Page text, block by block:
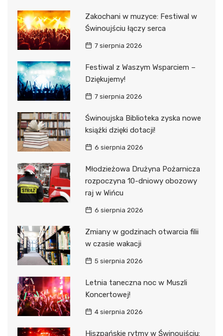
Zakochani w muzyce: Festiwal w
Świnoujściu łączy serca
7 sierpnia 2026
Festiwal z Waszym Wsparciem –
Dziękujemy!
7 sierpnia 2026
Świnoujska Biblioteka zyska nowe
książki dzięki dotacji!
6 sierpnia 2026
Młodzieżowa Drużyna Pożarnicza
rozpoczyna 10-dniowy obozowy
raj w Wińcu
6 sierpnia 2026
Zmiany w godzinach otwarcia filii
w czasie wakacji
5 sierpnia 2026
Letnia taneczna noc w Muszli
Koncertowej!
4 sierpnia 2026
Hiszpańskie rytmy w Świnoujściu: